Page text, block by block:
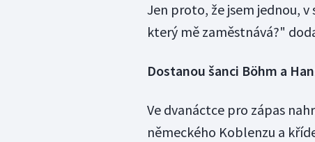
Jen proto, že jsem jednou,
který mě zaměstnává?"
Dostanou šanci Böhm a
Ve dvanáctce pro zápas
německého Koblenzu a